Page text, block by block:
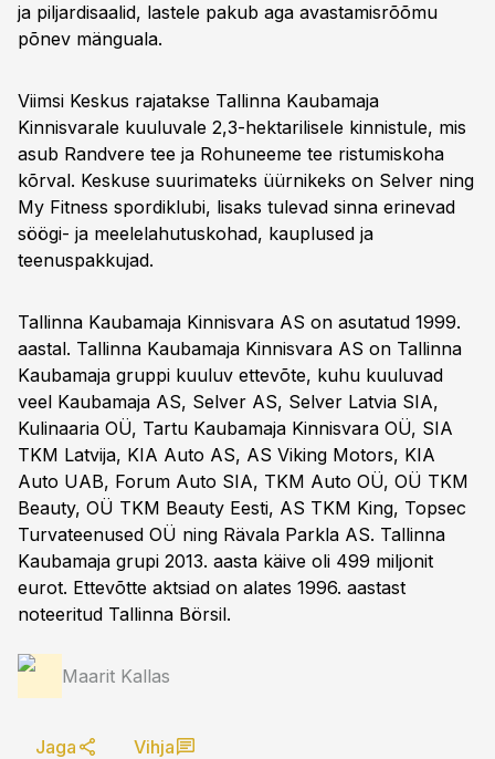
ja piljardisaalid, lastele pakub aga avastamisrõõmu
põnev mänguala.
Viimsi Keskus rajatakse Tallinna Kaubamaja
Kinnisvarale kuuluvale 2,3-hektarilisele kinnistule, mis
asub Randvere tee ja Rohuneeme tee ristumiskoha
kõrval. Keskuse suurimateks üürnikeks on Selver ning
My Fitness spordiklubi, lisaks tulevad sinna erinevad
söögi- ja meelelahutuskohad, kauplused ja
teenuspakkujad.
Tallinna Kaubamaja Kinnisvara AS on asutatud 1999.
aastal. Tallinna Kaubamaja Kinnisvara AS on Tallinna
Kaubamaja gruppi kuuluv ettevõte, kuhu kuuluvad
veel Kaubamaja AS, Selver AS, Selver Latvia SIA,
Kulinaaria OÜ, Tartu Kaubamaja Kinnisvara OÜ, SIA
TKM Latvija, KIA Auto AS, AS Viking Motors, KIA
Auto UAB, Forum Auto SIA, TKM Auto OÜ, OÜ TKM
Beauty, OÜ TKM Beauty Eesti, AS TKM King, Topsec
Turvateenused OÜ ning Rävala Parkla AS. Tallinna
Kaubamaja grupi 2013. aasta käive oli 499 miljonit
eurot. Ettevõtte aktsiad on alates 1996. aastast
noteeritud Tallinna Börsil.
Maarit Kallas
Jaga Vihja